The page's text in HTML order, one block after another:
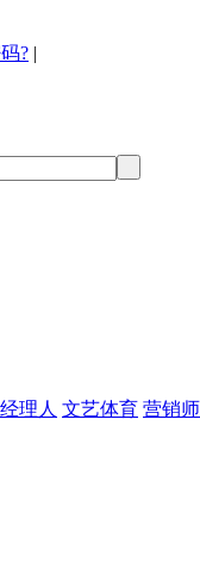
? |
理人 文艺体育 营销